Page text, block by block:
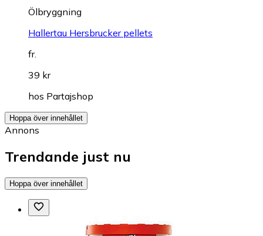
Ölbryggning
Hallertau Hersbrucker pellets
fr.
39 kr
hos Partajshop
Hoppa över innehållet
Annons
Trendande just nu
Hoppa över innehållet